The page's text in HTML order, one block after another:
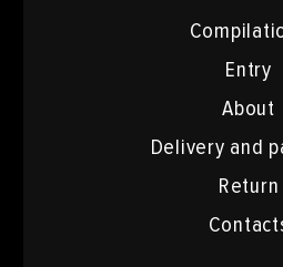
Entry
About
Delivery and
Return